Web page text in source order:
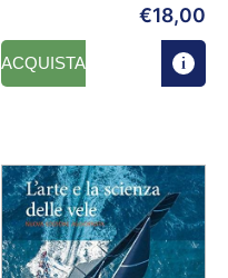
€18,00
ACQUISTA